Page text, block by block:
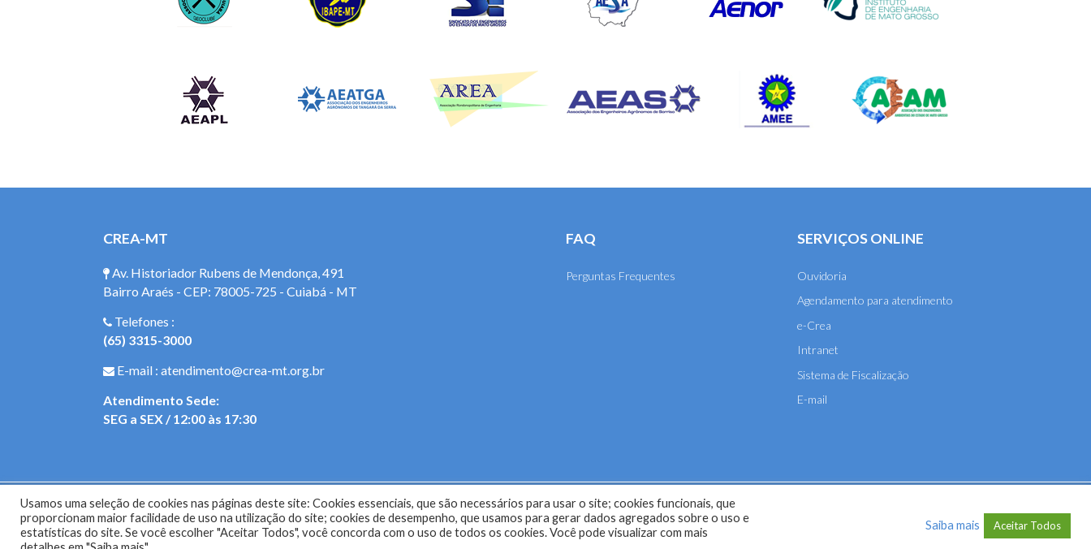
CREA-MT
Av. Historiador Rubens de Mendonça, 491
Bairro Araés - CEP: 78005-725 - Cuiabá - MT
Telefones :
(65) 3315-3000
E-mail : atendimento@crea-mt.org.br
Atendimento Sede:
SEG a SEX / 12:00 às 17:30
FAQ
Perguntas Frequentes
SERVIÇOS ONLINE
Ouvidoria
Agendamento para atendimento
e-Crea
Intranet
Sistema de Fiscalização
E-mail
Site do Conselho Regional de Engenharia e Agronomia de Mato Grosso (CREA-MT) - 2026
Desenvolvido com oCMSde código abertoWordPress.
Usamos uma seleção de cookies nas páginas deste site: Cookies essenciais, que são necessários para usar o site; cookies funcionais, que
proporcionam maior facilidade de uso na utilização do site; cookies de desempenho, que usamos para gerar dados agregados sobre o uso e
estatísticas do site. Se você escolher "Aceitar Todos", você concorda com o uso de todos os cookies. Você pode visualizar com mais
Saiba mais Aceitar Todos